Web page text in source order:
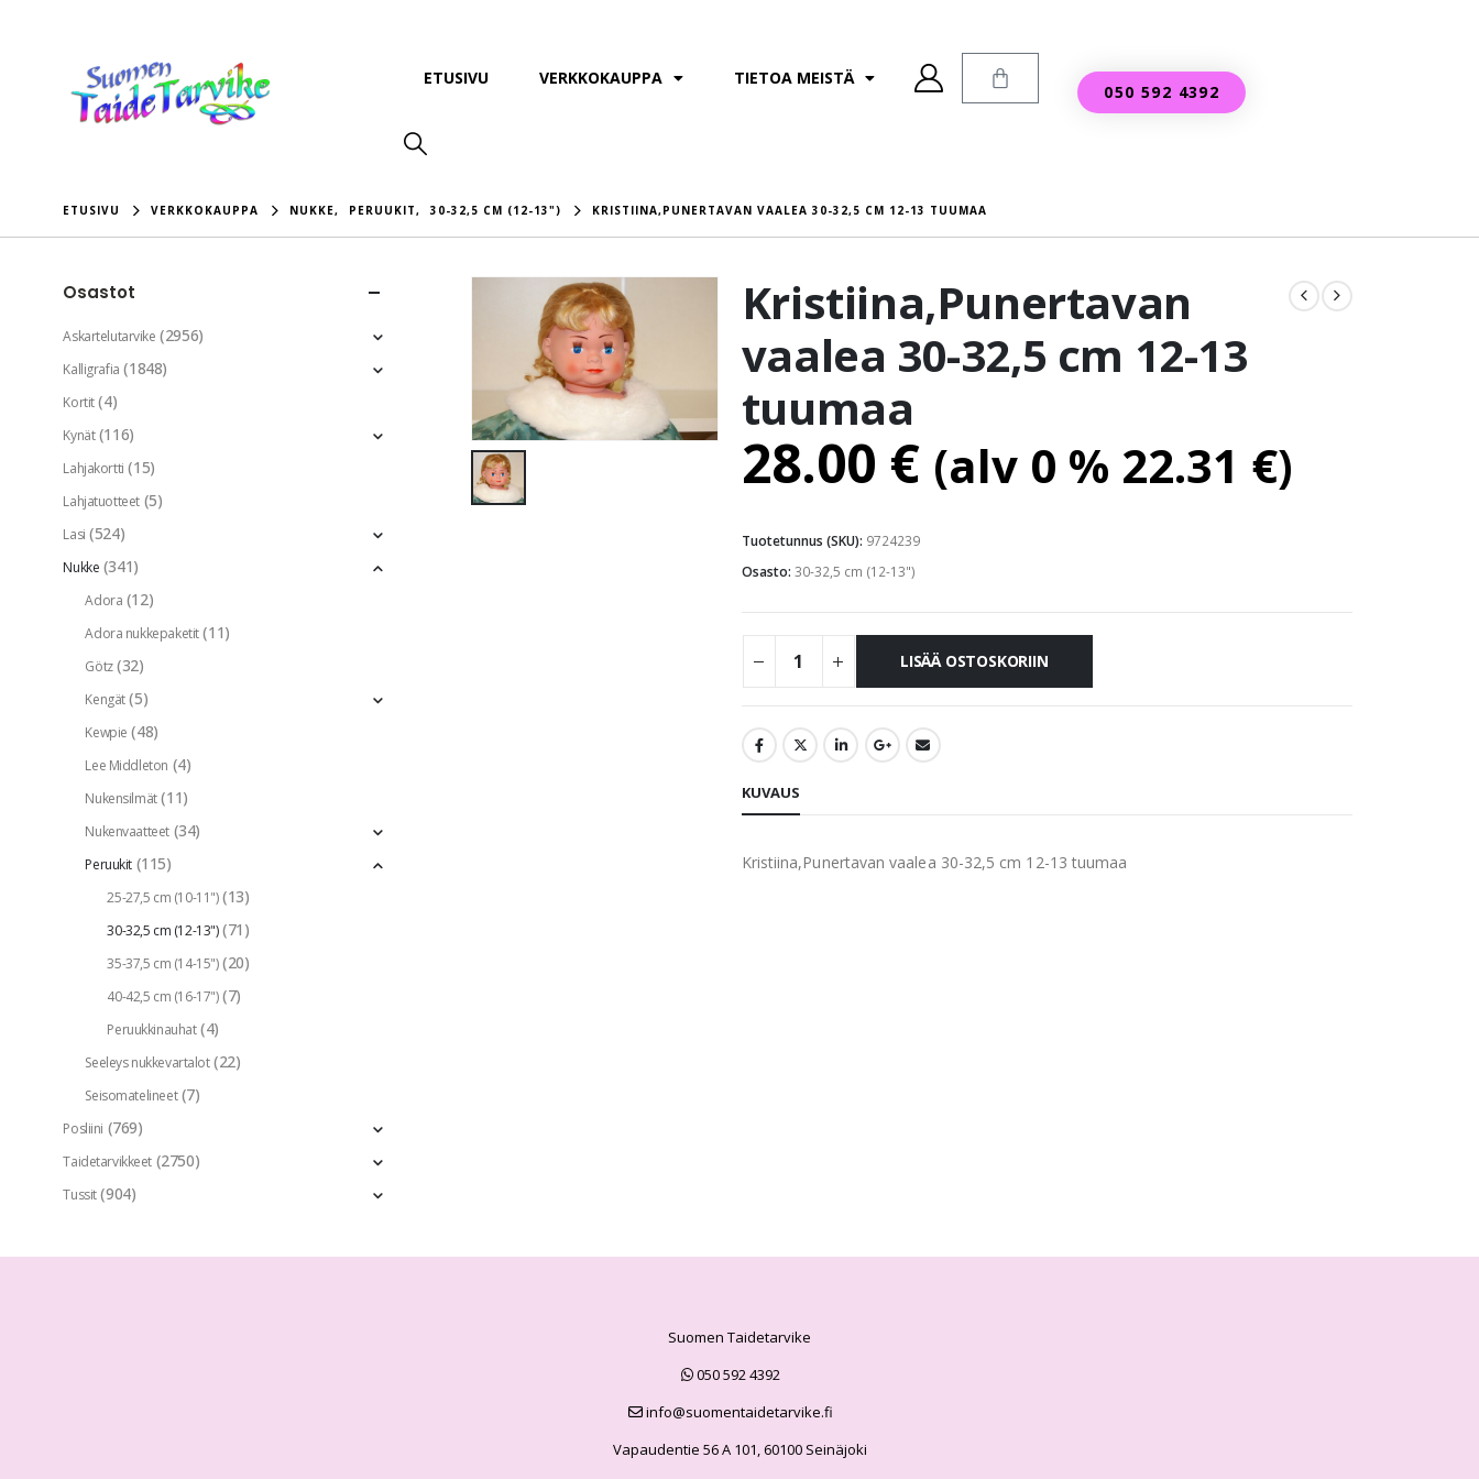
ETUSIVU VERKKOKAUPPA TIETOA MEISTÄ
050 592 4392
ETUSIVU VERKKOKAUPPA NUKKE, PERUUKIT, 30-32,5 CM (12-13") KRISTIINA,PUNERTAVAN VAALEA 30-32,5 CM 12-13 TUUMAA
Kristiina,Punertavan
vaalea 30-32,5 cm 12-13
tuumaa
28.00 € (alv 0 % 22.31 €)
Tuotetunnus (SKU): 9724239
Osasto: 30-32,5 cm (12-13")
LISÄÄ OSTOSKORIIN
KUVAUS
Kristiina,Punertavan vaalea 30-32,5 cm 12-13 tuumaa
Osastot
Askartelutarvike (2956)
Kalligrafia (1848)
Kortit (4)
Kynät (116)
Lahjakortti (15)
Lahjatuotteet (5)
Lasi (524)
Nukke (341)
Adora (12)
Adora nukkepaketit (11)
Götz (32)
Kengät (5)
Kewpie (48)
Lee Middleton (4)
Nukensilmät (11)
Nukenvaatteet (34)
Peruukit (115)
25-27,5 cm (10-11") (13)
30-32,5 cm (12-13") (71)
35-37,5 cm (14-15") (20)
40-42,5 cm (16-17") (7)
Peruukkinauhat (4)
Seeleys nukkevartalot (22)
Seisomatelineet (7)
Posliini (769)
Taidetarvikkeet (2750)
Tussit (904)
Suomen Taidetarvike
050 592 4392
info@suomentaidetarvike.fi
Vapaudentie 56 A 101, 60100 Seinäjoki